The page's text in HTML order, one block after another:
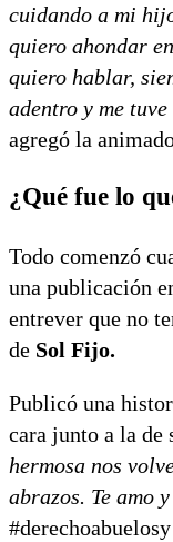
cuidando a mi
quiero ahondar
quiero hablar,
adentro y me
agregó la
¿Qué fue lo
Todo comenzó
una publicación
entrever que no
de Sol Fijo.
Publicó una
cara junto a la de
hermosa nos
abrazos. Te amo